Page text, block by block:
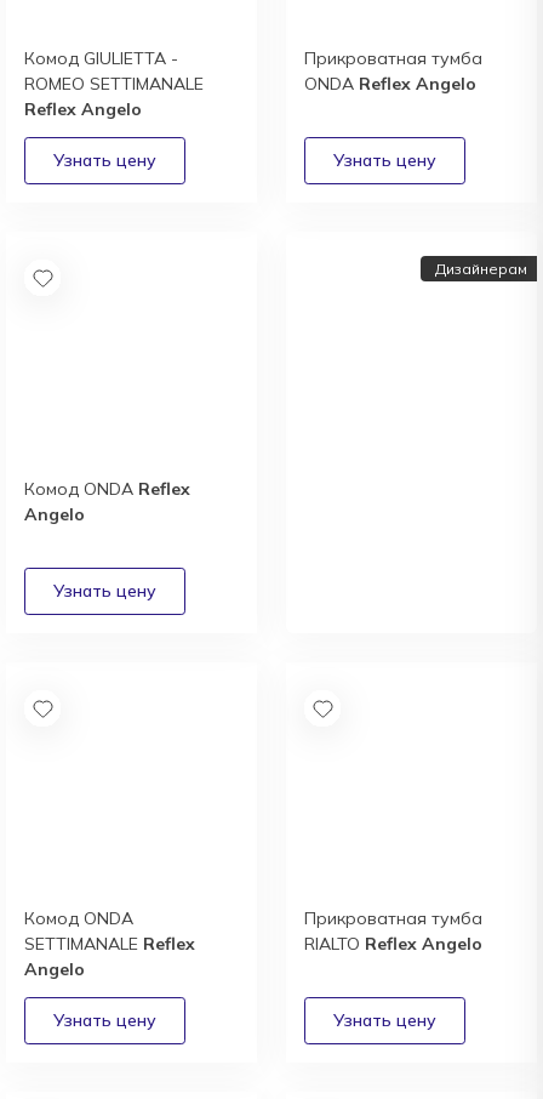
Комод GIULIETTA -
ROMEO SETTIMANALE
Reflex Angelo
Прикроватная тумба
ONDA Reflex Angelo
Комод ONDA Reflex
Angelo
Дизайнерам
Комод ONDA
SETTIMANALE Reflex
Angelo
Прикроватная тумба
RIALTO Reflex Angelo